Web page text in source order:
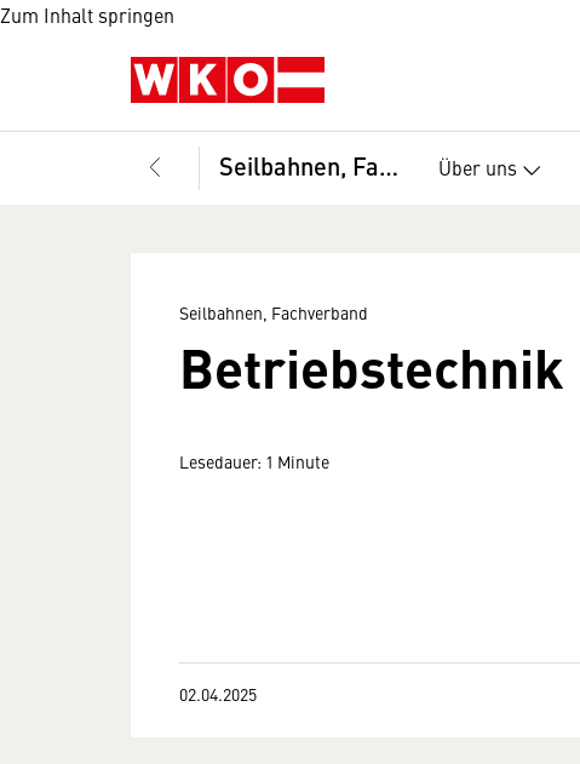
Zum Inhalt springen
Seilbahnen, Fachverband Über uns
Seilbahnen, Fachverband
Betriebstechnik
Lesedauer: 1 Minute
02.04.2025